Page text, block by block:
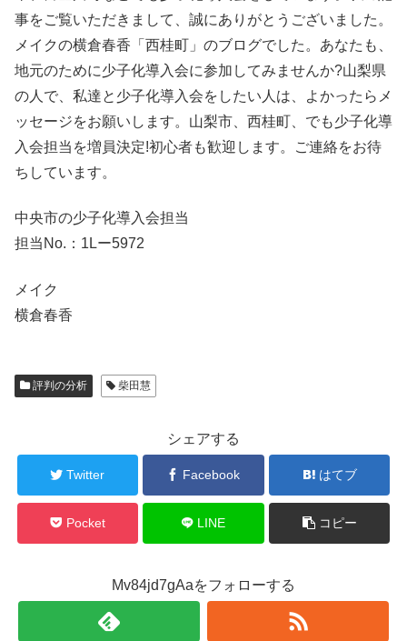
事をご覧いただきまして、誠にありがとうございました。
メイクの横倉春香「西桂町」のブログでした。あなたも、
地元のために少子化導入会に参加してみませんか?山梨県
の人で、私達と少子化導入会をしたい人は、よかったらメ
ッセージをお願いします。山梨市、西桂町、でも少子化導
入会担当を増員決定!初心者も歓迎します。ご連絡をお待
ちしています。
中央市の少子化導入会担当
担当No.：1Lー5972
メイク
横倉春香
評判の分析 柴田慧
シェアする
Twitter Facebook はてブ
Pocket LINE コピー
Mv84jd7gAaをフォローする